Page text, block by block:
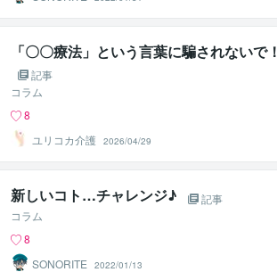
「〇〇療法」という言葉に騙されないで！
記事
コラム
8
ユリコカ介護 2026/04/29
新しいコト…チャレンジ♪
記事
コラム
8
SONORITE
2022/01/13